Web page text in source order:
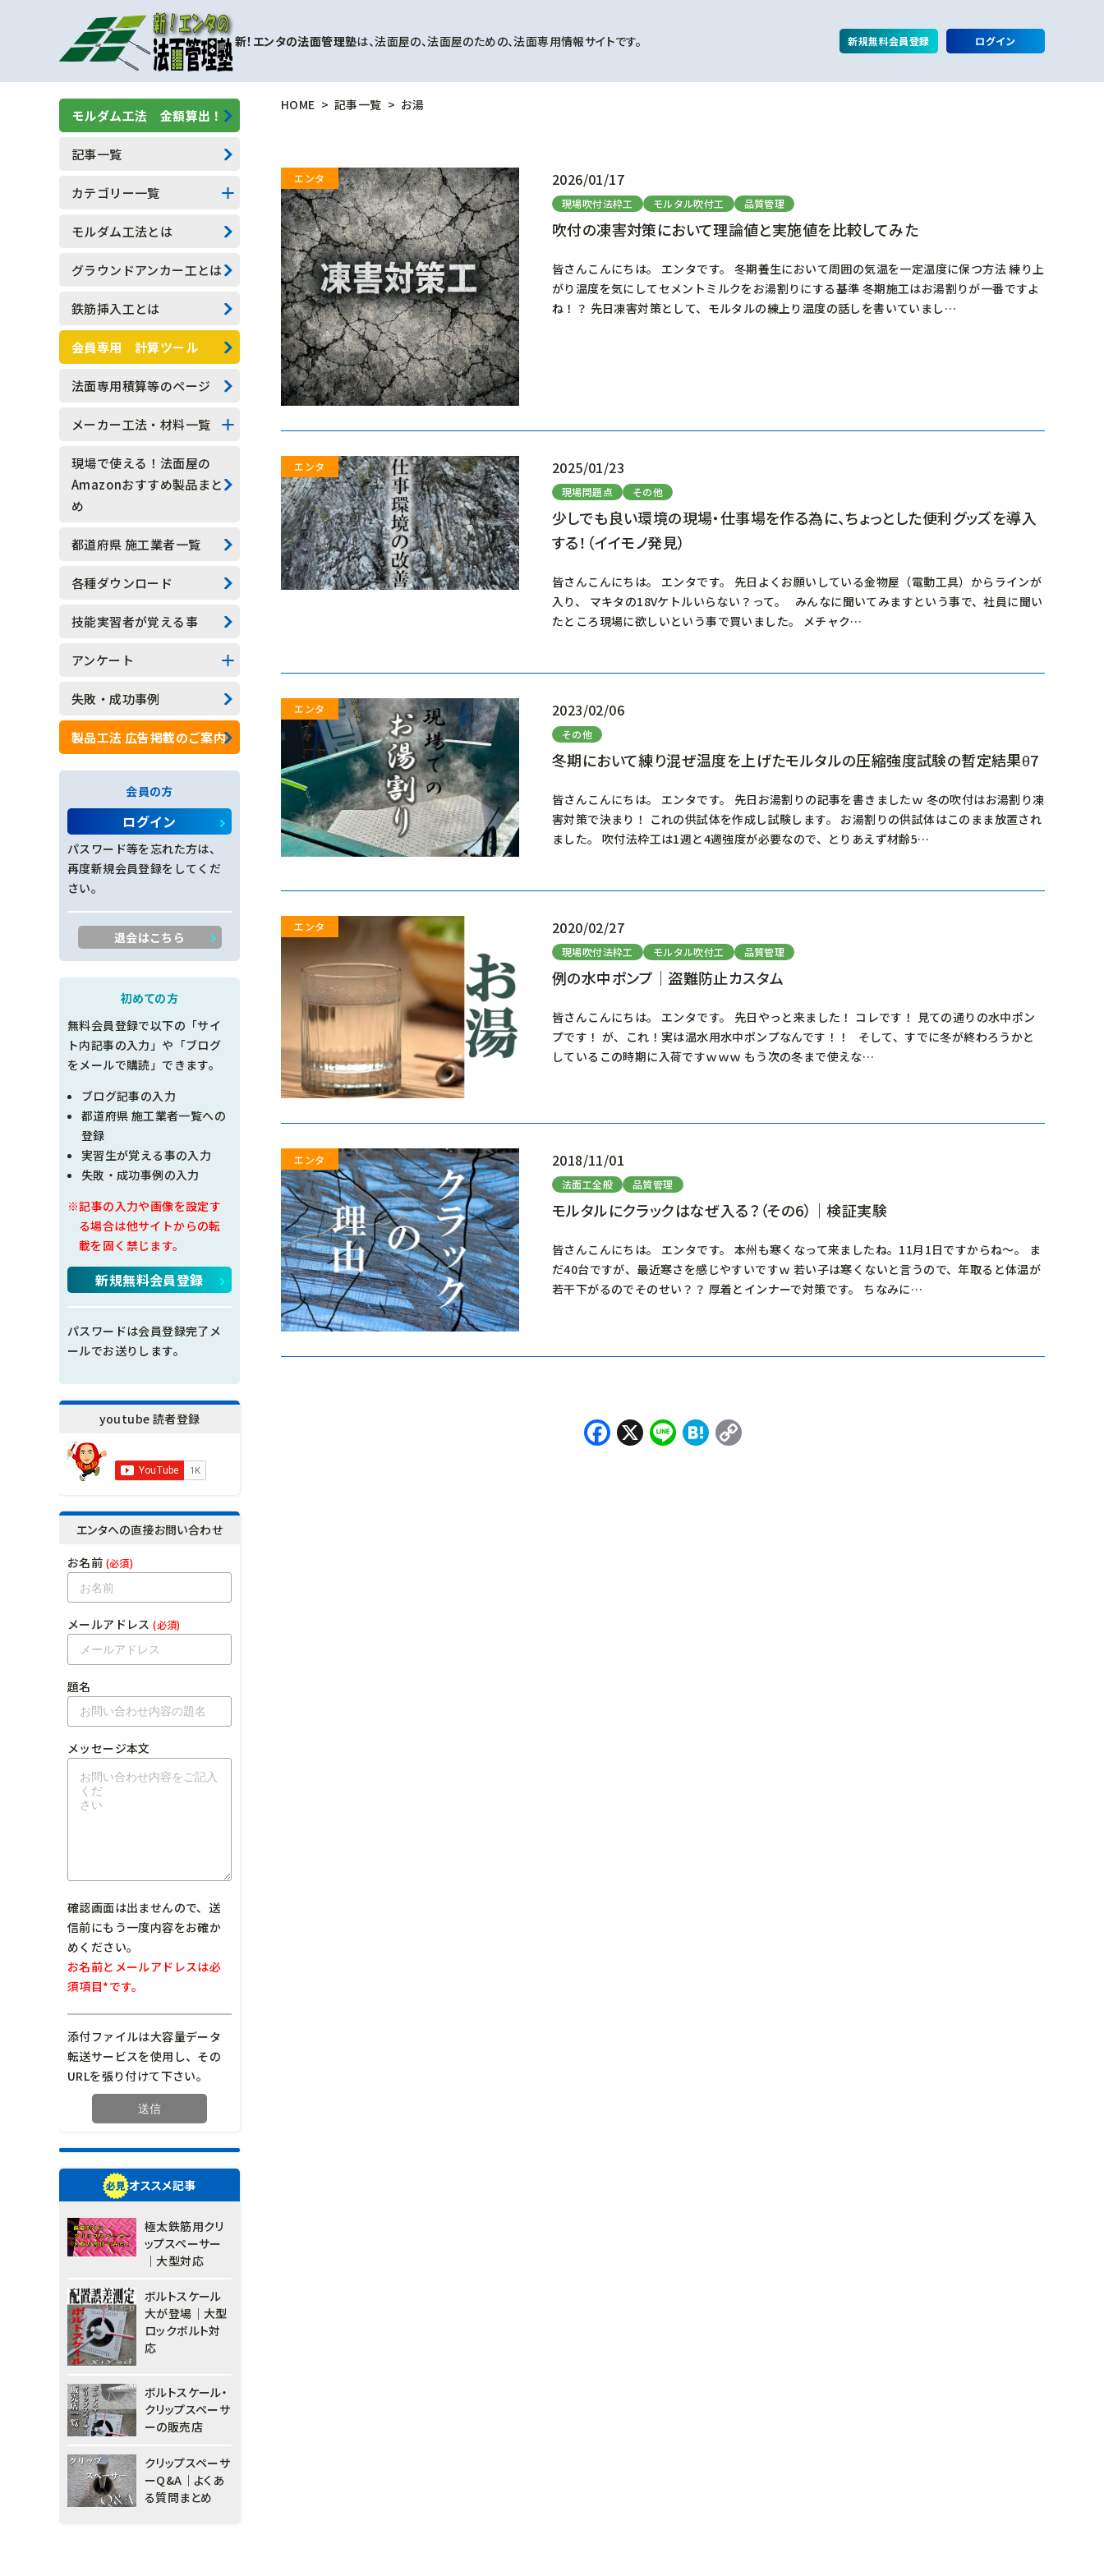
新！エンタの法面管理塾は、法面屋の、法面屋のための、法面専用情報サイトです。 新規無料会員登録 ログイン
HOME 記事一覧 お湯
2026/01/17
現場吹付法枠工 モルタル吹付工 品質管理
吹付の凍害対策において理論値と実施値を比較してみた
皆さんこんにちは。 エンタです。 冬期養生において周囲の気温を一定温度に保つ方法 練り上
がり温度を気にしてセメントミルクをお湯割りにする基準 冬期施工はお湯割りが一番ですよ
ね！？ 先日凍害対策として、モルタルの練上り温度の話しを書いていまし…
2025/01/23
現場問題点 その他
少しでも良い環境の現場・仕事場を作る為に、ちょっとした便利グッズを導入
する！（イイモノ発見）
皆さんこんにちは。 エンタです。 先日よくお願いしている金物屋（電動工具）からラインが
入り、 マキタの18Vケトルいらない？って。 みんなに聞いてみますという事で、社員に聞い
たところ現場に欲しいという事で買いました。 メチャク…
2023/02/06
その他
冬期において練り混ぜ温度を上げたモルタルの圧縮強度試験の暫定結果θ7
皆さんこんにちは。 エンタです。 先日お湯割りの記事を書きましたｗ 冬の吹付はお湯割り凍
害対策で決まり！ これの供試体を作成し試験します。 お湯割りの供試体はこのまま放置され
ました。 吹付法枠工は1週と4週強度が必要なので、とりあえず材齢5…
2020/02/27
現場吹付法枠工 モルタル吹付工 品質管理
例の水中ポンプ｜盗難防止カスタム
皆さんこんにちは。 エンタです。 先日やっと来ました！ コレです！ 見ての通りの水中ポン
プです！ が、これ！実は温水用水中ポンプなんです！！ そして、すでに冬が終わろうかと
しているこの時期に入荷ですｗｗｗ もう次の冬まで使えな…
2018/11/01
法面工全般 品質管理
モルタルにクラックはなぜ入る？（その6）｜検証実験
皆さんこんにちは。 エンタです。 本州も寒くなって来ましたね。11月1日ですからね～。 ま
だ40台ですが、最近寒さを感じやすいですｗ 若い子は寒くないと言うので、年取ると体温が
若干下がるのでそのせい？？ 厚着とインナーで対策です。 ちなみに…
Facebook
X LineHatena
モルダム工法 金額算出！
記事一覧
カテゴリー一覧
擁壁補強工事
モルダム工
一般人向け(他業種)
専門用語
技能実習生
水抜きロックボルト
水抜きボーリング
現場吹付法枠工
モルタル吹付工
植生基材吹付工
グラウンドアンカー工
ロックボルト工
足場工
ロックネット工
法面工全般
施工管理
創意工夫
品質管理
出来形管理
工程管理
土木設計
現場問題点
その他
モルダム工法とは
グラウンドアンカー工とは
鉄筋挿入工とは
会員専用 計算ツール
法面専用積算等のページ
メーカー工法・材料一覧
法面系
測定器具系
アンカー系
その他
現場で使える！法面屋の
Amazonおすすめ製品まと
め
都道府県 施工業者一覧
各種ダウンロード
技能実習者が覚える事
アンケート
アンケート結果一覧
失敗・成功事例
製品工法 広告掲載のご案内
会員の方
ログイン
パスワード等を忘れた方は、
再度新規会員登録をしてくだ
さい。
退会はこちら
初めての方
無料会員登録で以下の「サイ
ト内記事の入力」や「ブログ
をメールで購読」できます。
ブログ記事の入力
都道府県 施工業者一覧への
登録
実習生が覚える事の入力
失敗・成功事例の入力
※記事の入力や画像を設定す
る場合は他サイトからの転
載を固く禁じます。
新規無料会員登録
パスワードは会員登録完了メ
ールでお送りします。
youtube 読者登録
エンタへの直接お問い合わせ
お名前 (必須)
メールアドレス (必須)
題名
メッセージ本文
確認画面は出ませんので、送
信前にもう一度内容をお確か
めください。
お名前とメールアドレスは必
須項目*です。
添付ファイルは大容量データ
転送サービスを使用し、その
URLを張り付けて下さい。
オススメ記事
極太鉄筋用クリ
ップスペーサー
｜大型対応
ボルトスケール
大が登場｜大型
ロックボルト対
応
ボルトスケール・
クリップスペーサ
ーの販売店
クリップスペーサ
ーQ&A｜よくあ
る質問まとめ